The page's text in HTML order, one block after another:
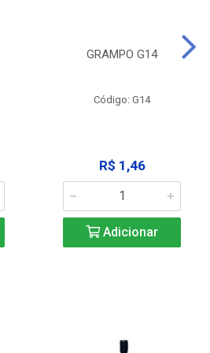
GRAMPO G14
Código: G14
R$ 1,46
Adicionar